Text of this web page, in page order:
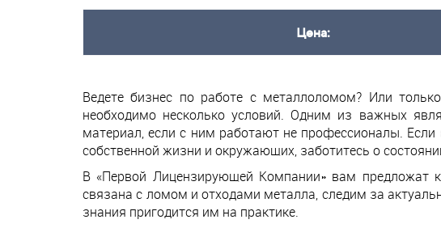
Цена:
Ведете бизнес по работе с металлоломом? Или
необходимо несколько условий. Одним из важных
материал, если с ним работают не профессионалы.
собственной жизни и окружающих, заботитесь о
В «Первой Лицензирующей Компании» вам предложат
связана с ломом и отходами металла, следим за
знания пригодится им на практике.